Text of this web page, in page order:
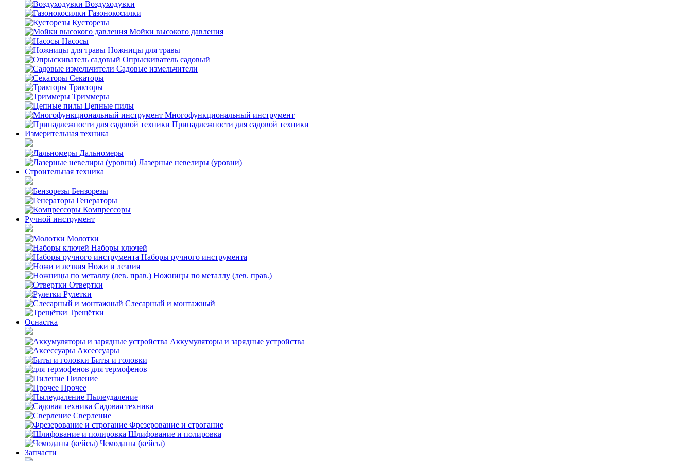
Воздуходувки
Газонокосилки
Кусторезы
Мойки высокого давления
Насосы
Ножницы для травы
Опрыскиватель садовый
Садовые измельчители
Секаторы
Тракторы
Триммеры
Цепные пилы
Многофункциональный инструмент
Принадлежности для садовой техники
Измерительная техника
Дальномеры
Лазерные невелиры (уровни)
Строительная техника
Бензорезы
Генераторы
Компрессоры
Ручной инструмент
Молотки
Наборы ключей
Наборы ручного инструмента
Ножи и лезвия
Ножницы по металлу (лев. прав.)
Отвертки
Рулетки
Слесарный и монтажный
Трещётки
Оснастка
Аккумуляторы и зарядные устройства
Аксессуары
Биты и головки
для термофенов
Пиление
Прочее
Пылеудаление
Садовая техника
Сверление
Фрезерование и строгание
Шлифование и полировка
Чемоданы (кейсы)
Запчасти